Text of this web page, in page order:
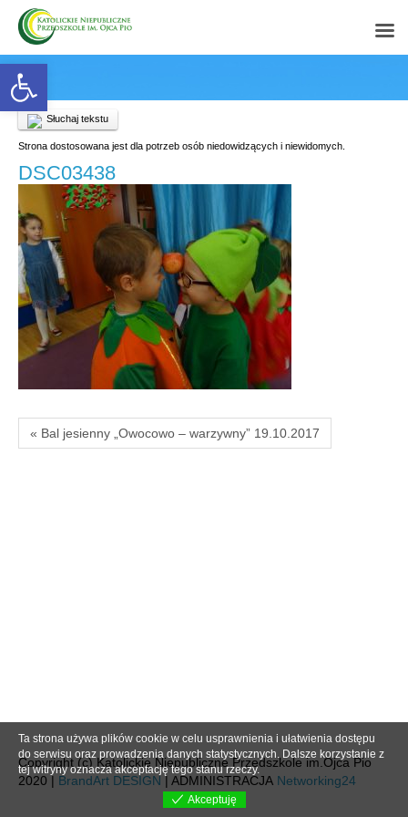
Open toolbar
Słuchaj tekstu
Strona dostosowana jest dla potrzeb osób niedowidzących i niewidomych.
DSC03438
« Bal jesienny „Owocowo – warzywny” 19.10.2017
Copyright (c) Katolickie Niepubliczne Przedszkole im.Ojca Pio
2020 | BrandArt DESIGN | ADMINISTRACJA Networking24
Ta strona używa plików cookie w celu usprawnienia i ułatwienia dostępu
do serwisu oraz prowadzenia danych statystycznych. Dalsze korzystanie z
tej witryny oznacza akceptację tego stanu rzeczy.
Akceptuję